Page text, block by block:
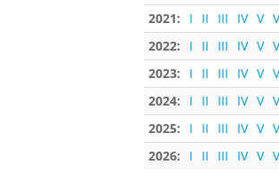
2021:
I II III IV V
2022:
I II III IV V
2023:
I II III IV V
2024:
I II III IV V
2025:
I II III IV V
2026:
I II III IV V